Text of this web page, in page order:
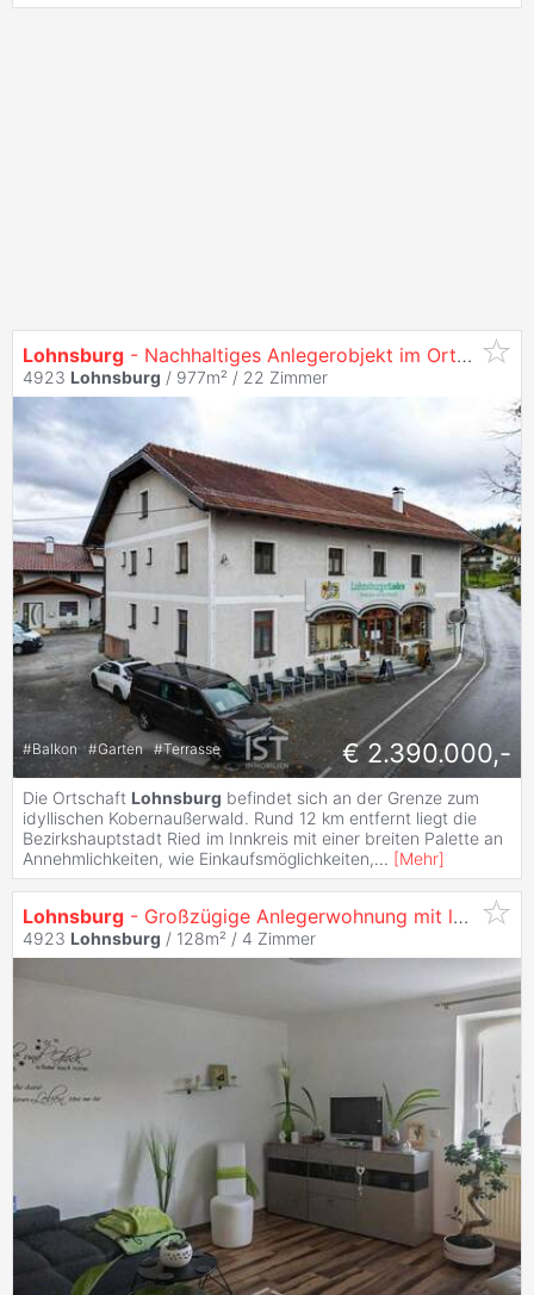
Lohnsburg - Nachhaltiges Anlegerobjekt im Ortszentrum
4923 Lohnsburg / 977m² / 22 Zimmer
#Balkon #Garten #Terrasse € 2.390.000,-
Die Ortschaft Lohnsburg befindet sich an der Grenze zum
idyllischen Kobernaußerwald. Rund 12 km entfernt liegt die
Bezirkshauptstadt Ried im Innkreis mit einer breiten Palette an
Annehmlichkeiten, wie Einkaufsmöglichkeiten,... [Mehr]
Lohnsburg - Großzügige Anlegerwohnung mit laufenden Mieteinnahmen
4923 Lohnsburg / 128m² / 4 Zimmer